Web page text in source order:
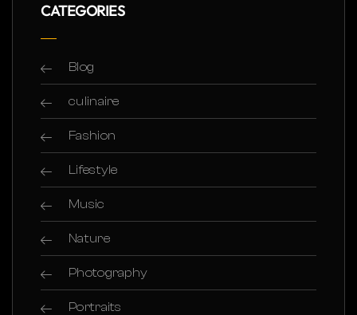
CATEGORIES
Blog
culinaire
Fashion
Lifestyle
Music
Nature
Photography
Portraits